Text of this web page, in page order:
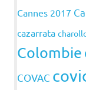
Cannes 2017
cazarrata
Colombie
COVAC